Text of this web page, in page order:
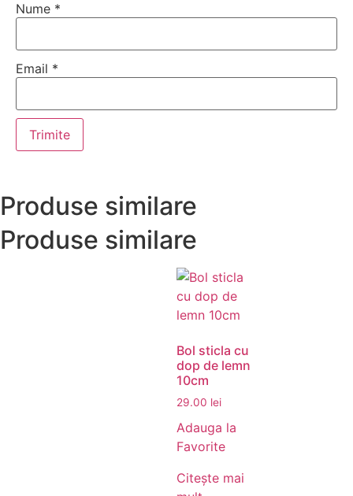
Nume *
Email *
Produse similare
Produse similare
Bol sticla cu
dop de lemn
10cm
29.00 lei
Adauga la
Favorite
Citește mai